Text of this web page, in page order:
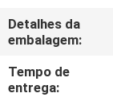
CONTACTE-
NOS
Detalhes da
embalagem:
Tempo de
entrega: